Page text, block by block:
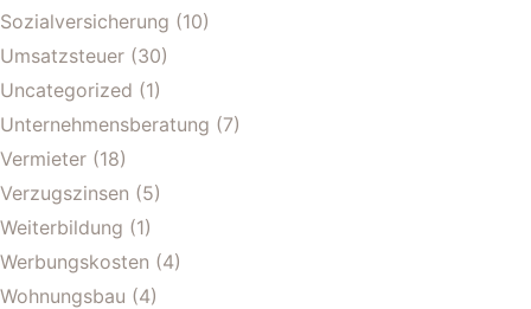
Sozialversicherung (10)
Umsatzsteuer (30)
Uncategorized (1)
Unternehmensberatung (7)
Vermieter (18)
Verzugszinsen (5)
Weiterbildung (1)
Werbungskosten (4)
Wohnungsbau (4)